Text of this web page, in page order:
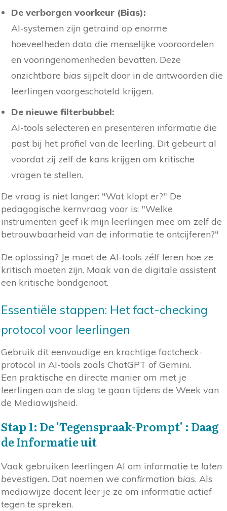
De verborgen voorkeur (Bias):
AI-systemen zijn getraind op enorme
hoeveelheden data die menselijke vooroordelen
en vooringenomenheden bevatten. Deze
onzichtbare bias sijpelt door in de antwoorden die
leerlingen voorgeschoteld krijgen.
De nieuwe filterbubbel:
AI-tools selecteren en presenteren informatie die
past bij het profiel van de leerling. Dit gebeurt al
voordat zij zelf de kans krijgen om kritische
vragen te stellen.
De vraag is niet langer: "Wat klopt er?" De
pedagogische kernvraag voor is: "Welke
instrumenten geef ik mijn leerlingen mee om zelf de
betrouwbaarheid van de informatie te ontcijferen?"
De oplossing? Je moet de AI-tools zélf leren hoe ze
kritisch moeten zijn. Maak van de digitale assistent
een kritische bondgenoot.
Essentiële stappen: Het fact-checking
protocol voor leerlingen
Gebruik dit eenvoudige en krachtige factcheck-
protocol in AI-tools zoals ChatGPT of Gemini.
Een praktische en directe manier om met je
leerlingen aan de slag te gaan tijdens de Week van
de Mediawijsheid.
Stap 1: De 'Tegenspraak-Prompt' : Daag
de Informatie uit
Vaak gebruiken leerlingen AI om informatie te laten
bevestigen. Dat noemen we confirmation bias. Als
mediawijze docent leer je ze om informatie actief
tegen te spreken.